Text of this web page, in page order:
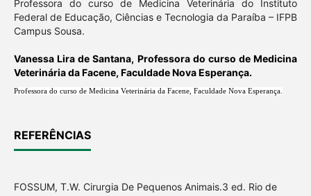
Professora do curso de Medicina Veterinária do Instituto
Federal de Educação, Ciências e Tecnologia da Paraíba – IFPB
Campus Sousa.
Vanessa Lira de Santana, Professora do curso de Medicina
Veterinária da Facene, Faculdade Nova Esperança.
Professora do curso de Medicina Veterinária da Facene, Faculdade Nova Esperança.
REFERÊNCIAS
FOSSUM, T.W. Cirurgia De Pequenos Animais.3 ed. Rio de